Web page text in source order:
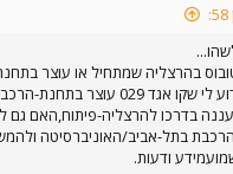
בהרצליה שמתחיל או עוצר
גם לרעננה?ידוע לי שקו אגד 029
בדרכו להרצליה-פיתוח,האם גם
בתל-אביב/האוניברסיטה